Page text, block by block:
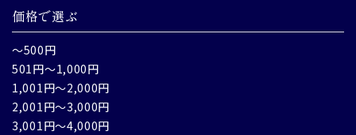
価格で選ぶ
～500円
501円～1,000円
1,001円～2,000円
2,001円～3,000円
3,001円～4,000円